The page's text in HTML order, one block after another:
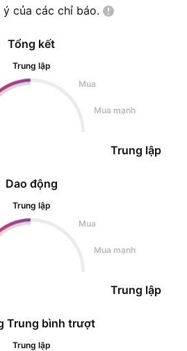
của các chỉ báo.
Dao động
Trung lập
Mua
Mua mạnh
Trung lập
Tổng kết
Trung lập
Mua
Mua mạnh
Trung lập
Trung bình trượt
Trung lập